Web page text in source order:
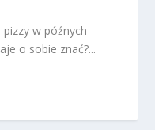
w późnych
o sobie znać?...